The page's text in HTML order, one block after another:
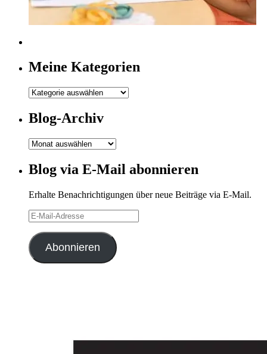
Meine Kategorien
Meine
Blog-Archiv
Blog-
Blog via E-Mail abonnieren
Erhalte Benachrichtigungen über neue Beiträge via E-Mail.
E-
Mail-
Adresse
Abonnieren